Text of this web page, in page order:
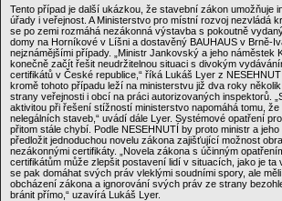
Tento případ je další ukázkou, že stavební zákon umožňuje
úřady i veřejnost. A Ministerstvo pro místní rozvoj nezvládá
se po zemi rozmáhá nezákonná výstavba s pokoutně
domy na Horníkové v Líšni a dostavěný BAUHAUS v Brně-
nejznámějšími případy. „Ministr Jankovský a jeho náměstek
konečně začít řešit neudržitelnou situaci s divokým
certifikátů v České republice,“ říká Lukáš Lyer z
kromě tohoto případu leží na ministerstvu již dva roky
strany veřejnosti i obcí na práci autorizovaných inspektorů.
aktivitou při řešení stížností ministerstvo napomáhá tomu,
nelegálních staveb,“ uvádí dále Lyer. Systémové opatření
přitom stále chybí. Podle NESEHNUTÍ by proto ministr a jeho
předložit jednoduchou novelu zákona zajišťující možnost
nezákonnými certifikáty. „Novela zákona s účinným
certifikátům může zlepšit postavení lidí v situacích, jako je ta
se pak domáhat svých práv vleklými soudními spory, ale
obcházení zákona a ignorování svých práv ze strany
bránit přímo,“ uzavírá Lukáš Lyer.